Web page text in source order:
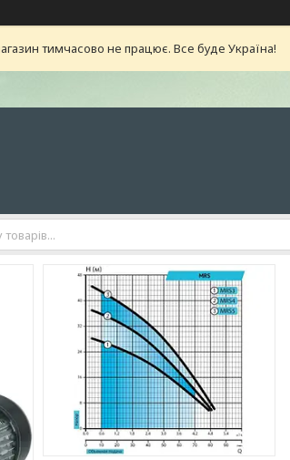
тимчасово не працює. Все буде Україна!